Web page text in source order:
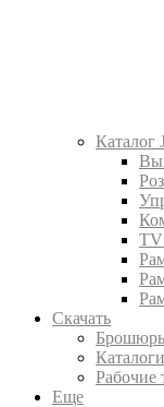
Каталог
TV
Скачать
Каталоги
Рабочие
Еще